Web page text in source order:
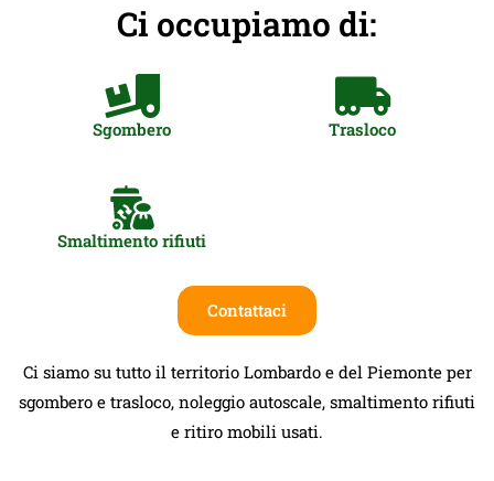
Ci occupiamo di:
Sgombero Trasloco
Smaltimento rifiuti
Contattaci
Ci siamo su tutto il territorio Lombardo e del Piemonte per
sgombero e trasloco, noleggio autoscale, smaltimento rifiuti
e ritiro mobili usati.